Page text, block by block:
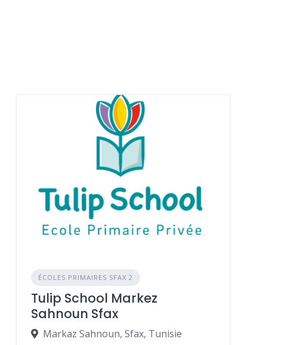
ÉCOLES PRIMAIRES SFAX 2
Tulip School Markez
Sahnoun Sfax
Markaz Sahnoun, Sfax, Tunisie